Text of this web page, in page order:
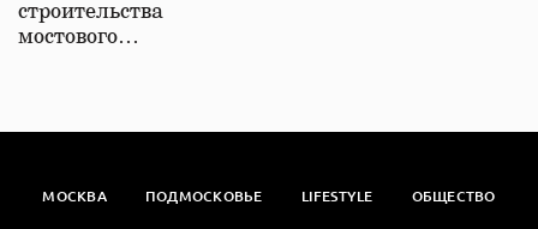
строительства
мостового…
МОСКВА ПОДМОСКОВЬЕ LIFESTYLE ОБЩЕСТВО